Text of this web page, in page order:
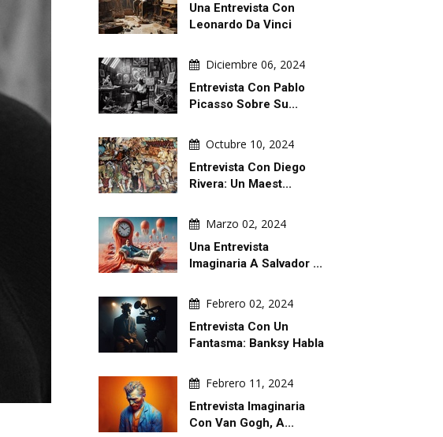
Una Entrevista Con
Leonardo Da Vinci
Diciembre 06, 2024
Entrevista Con Pablo
Picasso Sobre Su...
Octubre 10, 2024
Entrevista Con Diego
Rivera: Un Maest...
Marzo 02, 2024
Una Entrevista
Imaginaria A Salvador ...
Febrero 02, 2024
Entrevista Con Un
Fantasma: Banksy Habla
Febrero 11, 2024
Entrevista Imaginaria
Con Van Gogh, A...